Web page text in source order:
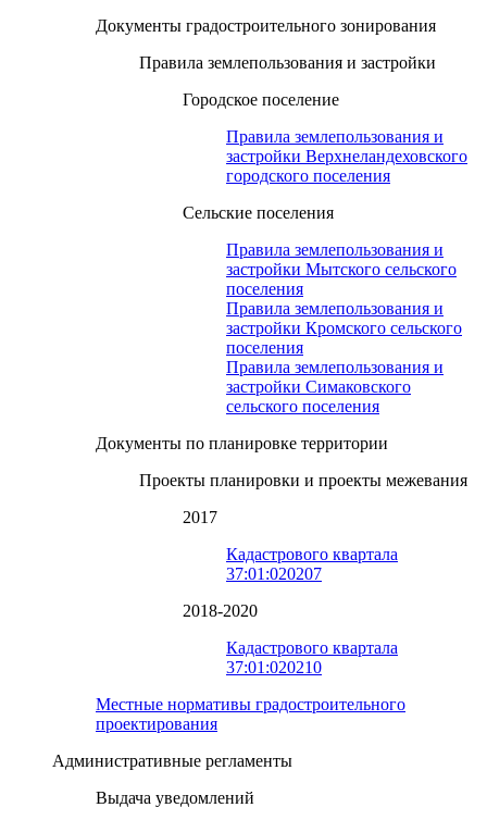
Документы градостроительного зонирования
Правила землепользования и застройки
Городское поселение
Правила землепользования и
застройки Верхнеландеховского
городского поселения
Сельские поселения
Правила землепользования и
застройки Мытского сельского
поселения
Правила землепользования и
застройки Кромского сельского
поселения
Правила землепользования и
застройки Симаковского
сельского поселения
Документы по планировке территории
Проекты планировки и проекты межевания
2017
Кадастрового квартала
37:01:020207
2018-2020
Кадастрового квартала
37:01:020210
Местные нормативы градостроительного
проектирования
Административные регламенты
Выдача уведомлений